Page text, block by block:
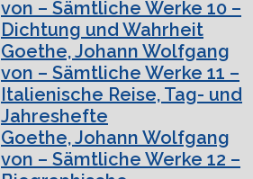
von – Sämtliche Werke 10 –
Dichtung und Wahrheit
Goethe, Johann Wolfgang
von – Sämtliche Werke 11 –
Italienische Reise, Tag- und
Jahreshefte
Goethe, Johann Wolfgang
von – Sämtliche Werke 12 –